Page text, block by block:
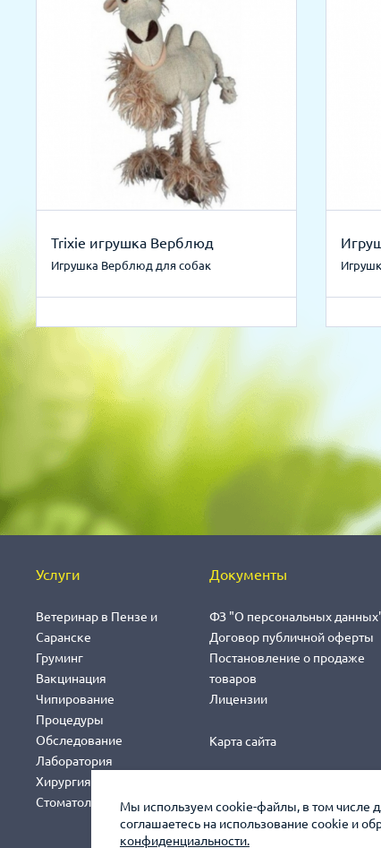
Мы используем cookie-файлы, в том числе
соглашаетесь на использование cookie и
конфиденциальности.
Trixie игрушка Верблюд
Игрушка Верблюд для собак
Услуги
Ветеринар в Пензе и
Саранске
Груминг
Вакцинация
Чипирование
Процедуры
Обследование
Лаборатория
Хирургия
Стоматология
Документы
ФЗ "О персональных
Договор публичной оферты
Постановление о продаже
товаров
Лицензии
Карта сайта